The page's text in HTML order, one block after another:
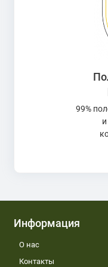
99%
Информация
О нас
Контакты